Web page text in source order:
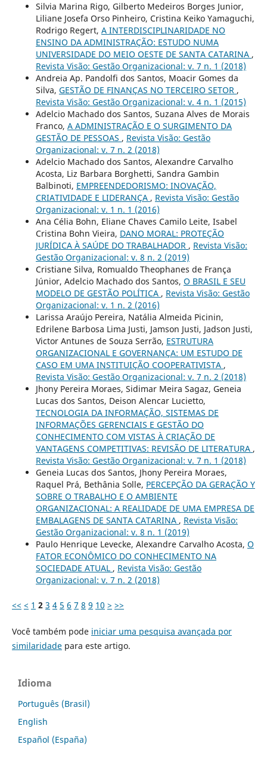
Silvia Marina Rigo, Gilberto Medeiros Borges Junior,
Liliane Josefa Orso Pinheiro, Cristina Keiko Yamaguchi,
Rodrigo Regert, A INTERDISCIPLINARIDADE NO
ENSINO DA ADMINISTRAÇÃO: ESTUDO NUMA
UNIVERSIDADE DO MEIO OESTE DE SANTA CATARINA ,
Revista Visão: Gestão Organizacional: v. 7 n. 1 (2018)
Andreia Ap. Pandolfi dos Santos, Moacir Gomes da
Silva, GESTÃO DE FINANÇAS NO TERCEIRO SETOR ,
Revista Visão: Gestão Organizacional: v. 4 n. 1 (2015)
Adelcio Machado dos Santos, Suzana Alves de Morais
Franco, A ADMINISTRAÇÃO E O SURGIMENTO DA
GESTÃO DE PESSOAS , Revista Visão: Gestão
Organizacional: v. 7 n. 2 (2018)
Adelcio Machado dos Santos, Alexandre Carvalho
Acosta, Liz Barbara Borghetti, Sandra Gambin
Balbinoti, EMPREENDEDORISMO: INOVAÇÃO,
CRIATIVIDADE E LIDERANÇA , Revista Visão: Gestão
Organizacional: v. 1 n. 1 (2016)
Ana Célia Bohn, Eliane Chaves Camilo Leite, Isabel
Cristina Bohn Vieira, DANO MORAL: PROTEÇÃO
JURÍDICA À SAÚDE DO TRABALHADOR , Revista Visão:
Gestão Organizacional: v. 8 n. 2 (2019)
Cristiane Silva, Romualdo Theophanes de França
Júnior, Adelcio Machado dos Santos, O BRASIL E SEU
MODELO DE GESTÃO POLÍTICA , Revista Visão: Gestão
Organizacional: v. 1 n. 2 (2016)
Larissa Araújo Pereira, Natália Almeida Picinin,
Edrilene Barbosa Lima Justi, Jamson Justi, Jadson Justi,
Victor Antunes de Souza Serrão, ESTRUTURA
ORGANIZACIONAL E GOVERNANÇA: UM ESTUDO DE
CASO EM UMA INSTITUIÇÃO COOPERATIVISTA ,
Revista Visão: Gestão Organizacional: v. 7 n. 2 (2018)
Jhony Pereira Moraes, Sidimar Meira Sagaz, Geneia
Lucas dos Santos, Deison Alencar Lucietto,
TECNOLOGIA DA INFORMAÇÃO, SISTEMAS DE
INFORMAÇÕES GERENCIAIS E GESTÃO DO
CONHECIMENTO COM VISTAS À CRIAÇÃO DE
VANTAGENS COMPETITIVAS: REVISÃO DE LITERATURA ,
Revista Visão: Gestão Organizacional: v. 7 n. 1 (2018)
Geneia Lucas dos Santos, Jhony Pereira Moraes,
Raquel Prá, Bethânia Solle, PERCEPÇÃO DA GERAÇÃO Y
SOBRE O TRABALHO E O AMBIENTE
ORGANIZACIONAL: A REALIDADE DE UMA EMPRESA DE
EMBALAGENS DE SANTA CATARINA , Revista Visão:
Gestão Organizacional: v. 8 n. 1 (2019)
Paulo Henrique Levecke, Alexandre Carvalho Acosta, O
FATOR ECONÔMICO DO CONHECIMENTO NA
SOCIEDADE ATUAL , Revista Visão: Gestão
Organizacional: v. 7 n. 2 (2018)
<< < 1 2 3 4 5 6 7 8 9 10 > >>
Você também pode iniciar uma pesquisa avançada por
similaridadepara este artigo.
Idioma
Português (Brasil)
English
Español (España)